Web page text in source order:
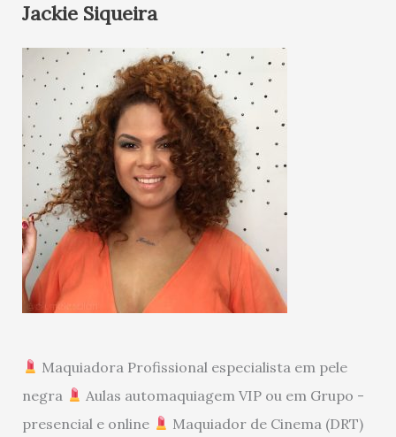
Jackie Siqueira
Maquiadora Profissional especialista em pele
negra
Aulas automaquiagem VIP ou em Grupo -
presencial e online
Maquiador de Cinema (DRT)